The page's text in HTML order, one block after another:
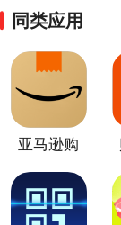
同类应用
亚马逊购